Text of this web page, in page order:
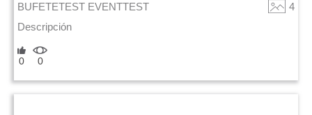
BUFETETEST EVENTTEST
4
Descripción
0 0